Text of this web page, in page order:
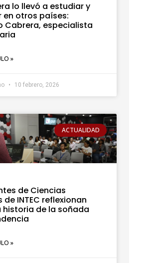
lo llevó a estudiar y
en otros países:
Cabrera, especialista
»
10 febrero, 2026
ACTUALIDAD
de Ciencias
de INTEC reflexionan
historia de la soñada
»